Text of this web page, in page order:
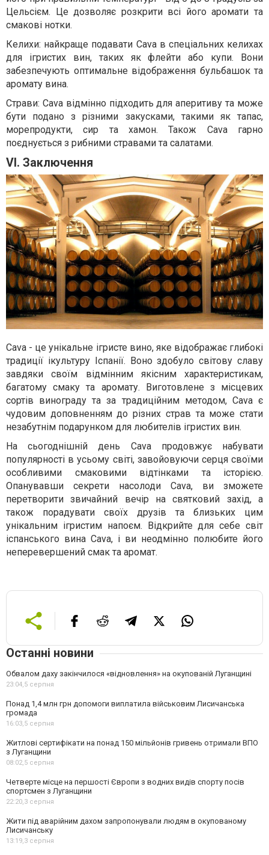
Цельсієм. Це дозволяє розкрити всі його аромати та
смакові нотки.
Келихи: найкраще подавати Cava в спеціальних келихах
для ігристих вин, таких як флейти або купи. Вони
забезпечують оптимальне відображення бульбашок та
аромату вина.
Страви: Cava відмінно підходить для аперитиву та може
бути подано з різними закусками, такими як тапас,
морепродукти, сир та хамон. Також Cava гарно
поєднується з рибними стравами та салатами.
VI. Заключення
Cava - це унікальне ігристе вино, яке відображає глибокі
традиції ікультуру Іспанії. Воно здобуло світову славу
завдяки своїм відмінним якісним характеристикам,
багатому смаку та аромату. Виготовлене з місцевих
сортів винограду та за традиційним методом, Cava є
чудовим доповненням до різних страв та може стати
незабутнім подарунком для любителів ігристих вин.
На сьогоднішній день Cava продовжує набувати
популярності в усьому світі, завойовуючи серця своїми
особливими смаковими відтінками та історією.
Опанувавши секрети насолоди Cava, ви зможете
перетворити звичайний вечір на святковий захід, а
також порадувати своїх друзів та близьких цим
унікальним ігристим напоєм. Відкрийте для себе світ
іспанського вина Cava, і ви неодмінно полюбите його
неперевершений смак та аромат.
Останні новини
Обвалом даху закінчилося «відновлення» на окупованій Луганщині
23:04,5 серпня
Понад 1,4 млн грн допомоги виплатила військовим Лисичанська
громада
16:03,5 серпня
Житлові сертифікати на понад 150 мільйонів гривень отримали ВПО
з Луганщини
08:02,5 серпня
Четверте місце на першості Європи з водних видів спорту посів
спортсмен з Луганщини
22:20,3 серпня
Жити під аварійним дахом запропонували людям в окупованому
Лисичанську
13:19,3 серпня